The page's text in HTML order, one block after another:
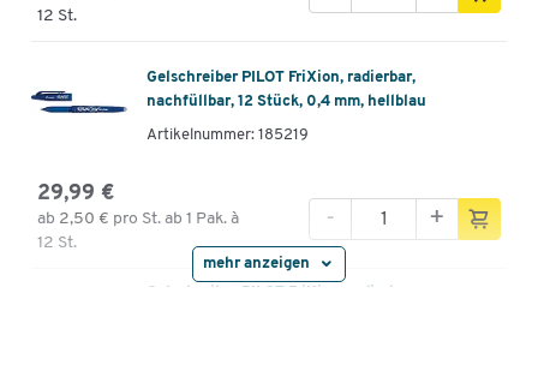
12 St.
Gelschreiber PILOT FriXion, radierbar,
nachfüllbar, 12 Stück, 0,4 mm, hellblau
Artikelnummer: 185219
29,99 €
ab 2,50 € pro St. ab 1 Pak. à
12 St.
+
-
mehr anzeigen